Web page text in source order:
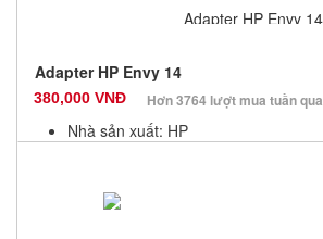
Adapter HP Envy 14
380,000 VNĐ Hơn 3764 lượt mua tuần qua
Nhà sản xuất: HP
Số lượng: 10